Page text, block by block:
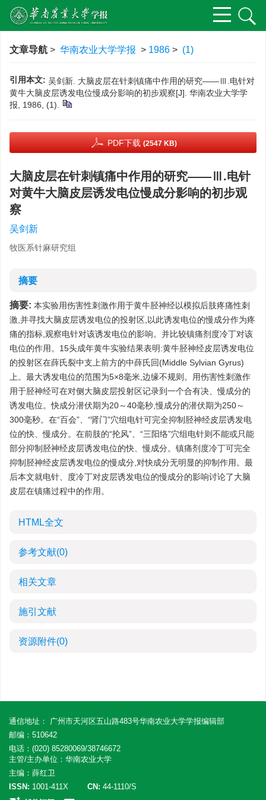
文章导航 > 华南农业大学学报 > 1986 > (1)
引用本文: 吴剑新. 大脑皮层在针刺镇痛中作用的研究——Ⅲ.电针对
黄牛大脑皮层诱发电位慢成分影响的初步观察[J]. 华南农业大学学
报, 1986, (1).
PDF下载 (2547 KB)
大脑皮层在针刺镇痛中作用的研究——Ⅲ.电针
对黄牛大脑皮层诱发电位慢成分影响的初步观
察
吴剑新
牧医系针麻研究组
摘要
摘要: 本实验用伤害性刺激作用于黄牛胫神经以模拟后肢疼痛性刺
激,并寻找大脑皮层诱发电位的投射区,以此诱发电位的慢成分作为疼
痛的指标,观察电针对该诱发电位的影响。并比较镇痛剂度冷丁对该
电位的作用。15头成年黄牛实验结果表明:黄牛胫神经皮层诱发电位
的投射区在薛氏裂中支上前方的中薛氏回(Middle Sylvian Gyrus)
上。最大诱发电位的范围为5×8毫米,边缘不规则。用伤害性刺激作
用于胫神经可在对侧大脑皮层投射区记录到一个合有决、慢成分的
诱发电位。快成分潜伏期为20～40毫秒,慢成分的潜伏期为250～
300毫秒。在“百会”、“肾门”穴组电针可完全抑制胫神经皮层诱发电
位的快、慢成分。在前肢的“抡风”、“三阳络”穴组电针则不能或只能
部分抑制胫神经皮层诱发电位的快、慢成分。镇痛剂度冷丁可完全
抑制胫神经皮层诱发电位的慢成分,对快成分无明显的抑制作用。最
后本文就电针、度冷丁对皮层诱发电位的慢成分的影响讨论了大脑
皮层在镇痛过程中的作用。
HTML全文
参考文献(0)
相关文章
施引文献
资源附件(0)
通信地址： 广州市天河区五山路483号华南农业大学学报编辑部
邮编：510642
电话：(020) 85280069/38746672
主管/主办单位：华南农业大学
主编：薛红卫
ISSN: 1001-411X CN: 44-1110/S